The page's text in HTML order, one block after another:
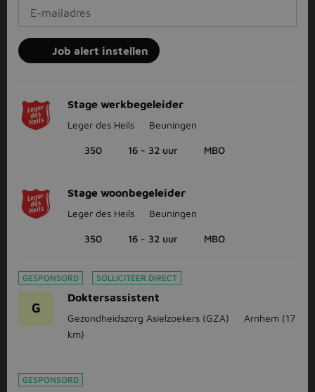
Job alert instellen
Stage werkbegeleider
Leger des Heils Beuningen
350 16 - 32 uur MBO
Stage woonbegeleider
Leger des Heils Beuningen
350 16 - 32 uur MBO
GESPONSORD SOLLICITEER DIRECT
G
Doktersassistent
Gezondheidszorg Asielzoekers (GZA) Arnhem (17
km)
GESPONSORD